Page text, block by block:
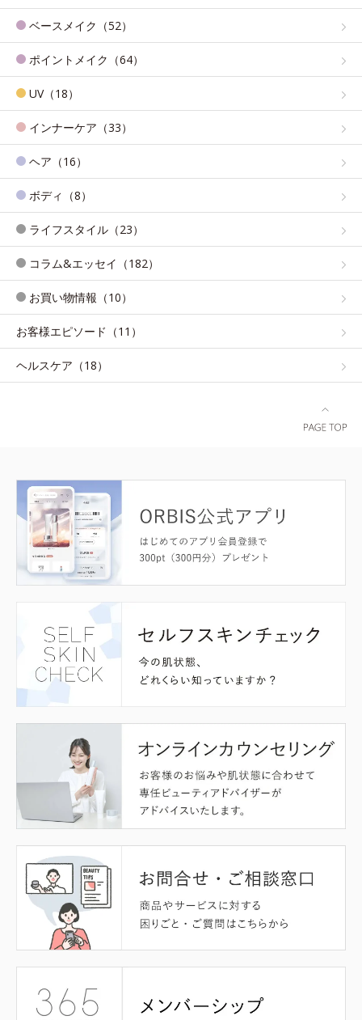
ベースメイク（52）
ポイントメイク（64）
UV（18）
インナーケア（33）
ヘア（16）
ボディ（8）
ライフスタイル（23）
コラム&エッセイ（182）
お買い物情報（10）
お客様エピソード（11）
ヘルスケア（18）